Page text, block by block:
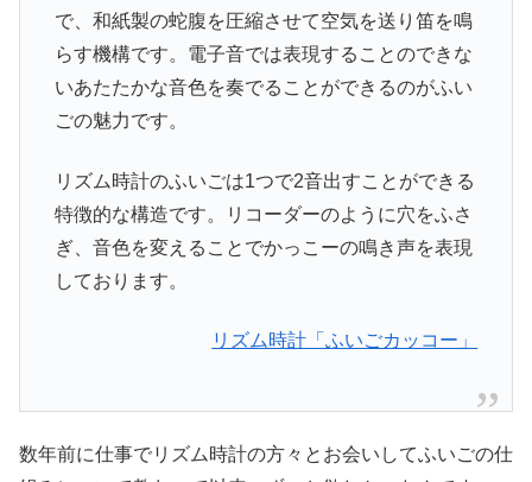
で、和紙製の蛇腹を圧縮させて空気を送り笛を鳴
らす機構です。電子音では表現することのできな
いあたたかな音色を奏でることができるのがふい
ごの魅力です。
リズム時計のふいごは1つで2音出すことができる
特徴的な構造です。リコーダーのように穴をふさ
ぎ、音色を変えることでかっこーの鳴き声を表現
しております。
リズム時計「ふいごカッコー」
数年前に仕事でリズム時計の方々とお会いしてふいごの仕